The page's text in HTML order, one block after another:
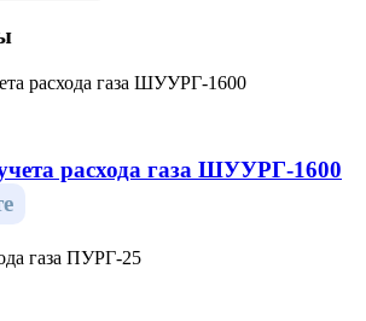
расхода газа ШУУРГ-1600